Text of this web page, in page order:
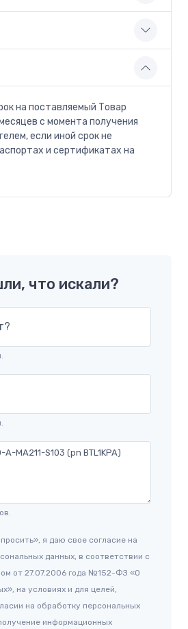
на поставляемый Товар
с момента получения
если иной срок не
и сертификатах на
что искали?
я даю свое согласие на
данных, в соответствии с
от 27.07.2006 года №152-ФЗ «О
на условиях и для целей,
на обработку персональных
информационных